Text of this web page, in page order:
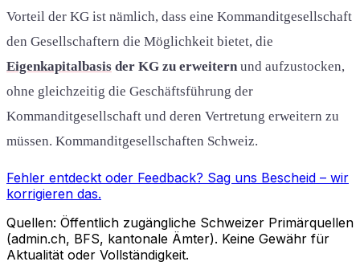
Vorteil der KG ist nämlich, dass eine Kommanditgesellschaft
den Gesellschaftern die Möglichkeit bietet, die
Eigenkapitalbasis der KG zu erweitern und aufzustocken,
ohne gleichzeitig die Geschäftsführung der
Kommanditgesellschaft und deren Vertretung erweitern zu
müssen. Kommanditgesellschaften Schweiz.
Fehler entdeckt oder Feedback? Sag uns Bescheid – wir
korrigieren das.
Quellen: Öffentlich zugängliche Schweizer Primärquellen
(admin.ch, BFS, kantonale Ämter). Keine Gewähr für
Aktualität oder Vollständigkeit.